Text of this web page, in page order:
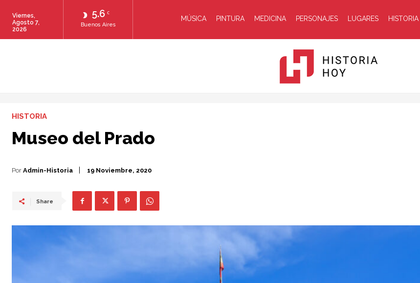
5.6 C
Buenos Aires
Viernes,
Agosto 7,
2026
MÚSICA PINTURA MEDICINA PERSONAJES LUGARES HISTORIA
HISTORIA
Museo del Prado
Por Admin-Historia 19 Noviembre, 2020
Share